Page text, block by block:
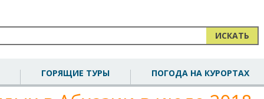
ИСКАТЬ
ГОРЯЩИЕ ТУРЫ ПОГОДА НА КУРОРТАХ